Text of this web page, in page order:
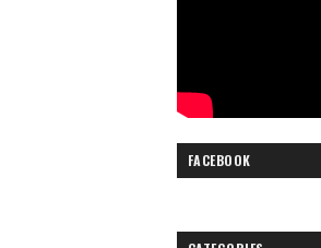
FACEBOOK